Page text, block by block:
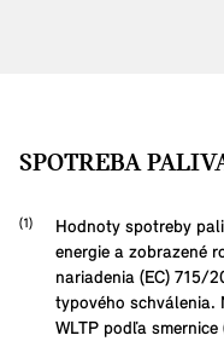
SPOTREBA
Hodnoty spotreby
energie a zobrazené
nariadenia (EC) 715/
typového schválenia.
WLTP podľa